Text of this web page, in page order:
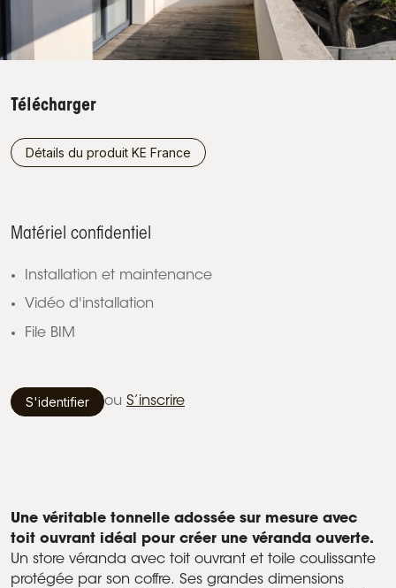
Télécharger
Détails du produit KE France
Matériel confidentiel
Installation et maintenance
Vidéo d'installation
File BIM
S'identifier ou S’inscrire
Une véritable tonnelle adossée sur mesure avec
toit ouvrant idéal pour créer une véranda ouverte.
Un store véranda avec toit ouvrant et toile coulissante
protégée par son coffre. Ses grandes dimensions